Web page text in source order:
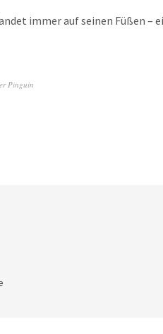
immer auf seinen Füßen –
Pinguin